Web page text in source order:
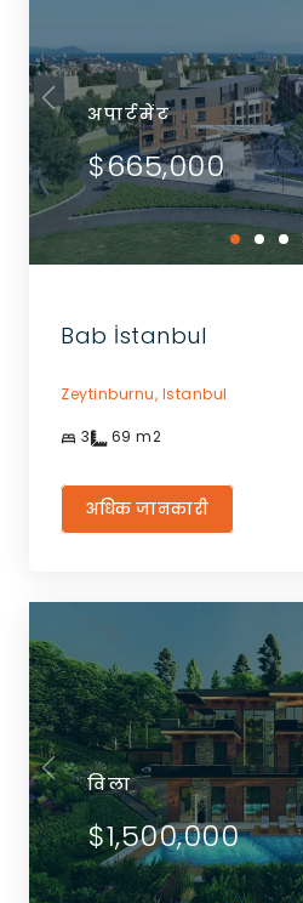
अपार्टमेंट
$665,000
Bab İstanbul
Zeytinburnu, Istanbul
3 69 m2
अधिक जानकारी
विला
$1,500,000